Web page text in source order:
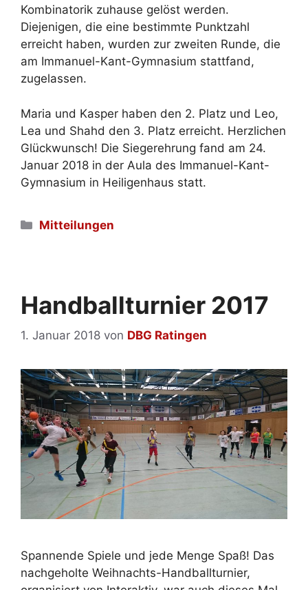
Kombinatorik zuhause gelöst werden.
Diejenigen, die eine bestimmte Punktzahl
erreicht haben, wurden zur zweiten Runde, die
am Immanuel-Kant-Gymnasium stattfand,
zugelassen.
Maria und Kasper haben den 2. Platz und Leo,
Lea und Shahd den 3. Platz erreicht. Herzlichen
Glückwunsch! Die Siegerehrung fand am 24.
Januar 2018 in der Aula des Immanuel-Kant-
Gymnasium in Heiligenhaus statt.
Kategorien
Mitteilungen
Handballturnier 2017
1. Januar 2018 von DBG Ratingen
Spannende Spiele und jede Menge Spaß! Das
nachgeholte Weihnachts-Handballturnier,